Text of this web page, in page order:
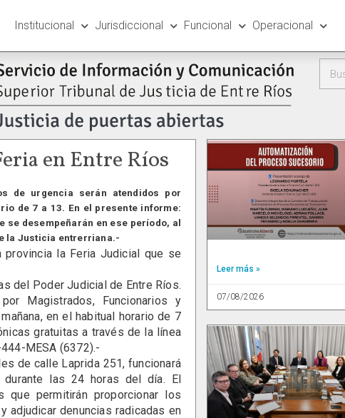
Institucional Jurisdiccional Funcional Operacional
en Entre Ríos
de urgencia serán atendidos por
de 7 a 13. En el presente informe:
se desempeñarán en ese período, al
la Justicia entrerriana.-
la Feria Judicial que se
Poder Judicial de Entre Ríos.
Magistrados, Funcionarios y
en el habitual horario de 7
gratuitas a través de la línea
MESA (6372).-
de calle Laprida 251, funcionará
durante las 24 horas del día. El
que permitirán proporcionar los
adjudicar denuncias radicadas en
Leer más »
07/08/2026